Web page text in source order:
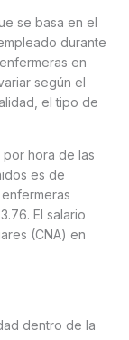
se basa en el
durante
en
según el
el tipo de
hora de las
es de
El salario
(CNA) en
dentro de la